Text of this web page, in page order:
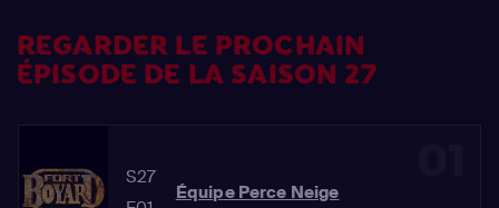
REGARDER LE PROCHAIN
ÉPISODE DE LA SAISON 27
S27
Équipe Perce Neige